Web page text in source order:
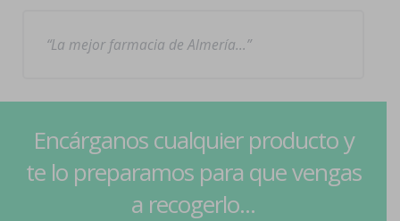
La mejor farmacia de Almería…
Encárganos cualquier producto y
te lo preparamos para que vengas
a recogerlo...